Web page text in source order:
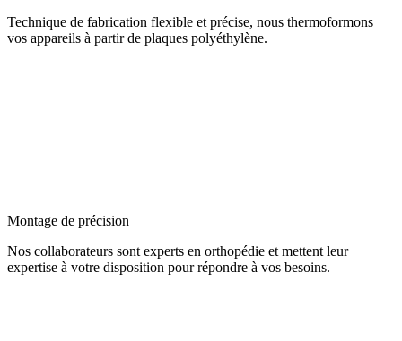
Technique de fabrication flexible et précise, nous thermoformons
vos appareils à partir de plaques polyéthylène.
Montage de précision
Nos collaborateurs sont experts en orthopédie et mettent leur
expertise à votre disposition pour répondre à vos besoins.